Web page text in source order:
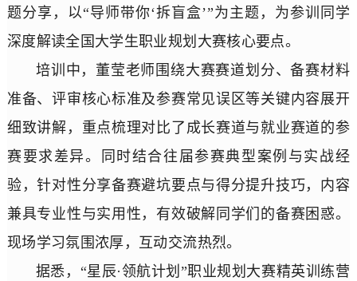
题分享，以“导师带你‘拆盲盒’”为主题，为参训同学
深度解读全国大学生职业规划大赛核心要点。
培训中，董莹老师围绕大赛赛道划分、备赛材料
准备、评审核心标准及参赛常见误区等关键内容展开
细致讲解，重点梳理对比了成长赛道与就业赛道的参
赛要求差异。同时结合往届参赛典型案例与实战经
验，针对性分享备赛避坑要点与得分提升技巧，内容
兼具专业性与实用性，有效破解同学们的备赛困惑。
现场学习氛围浓厚，互动交流热烈。
据悉，“星辰·领航计划”职业规划大赛精英训练营